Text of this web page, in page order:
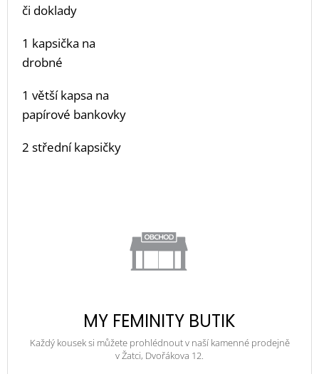
či doklady
1 kapsička na
drobné
1 větší kapsa na
papírové bankovky
2 střední kapsičky
MY FEMINITY BUTIK
Každý kousek si můžete prohlédnout v naší kamenné prodejně
v Žatci, Dvořákova 12.